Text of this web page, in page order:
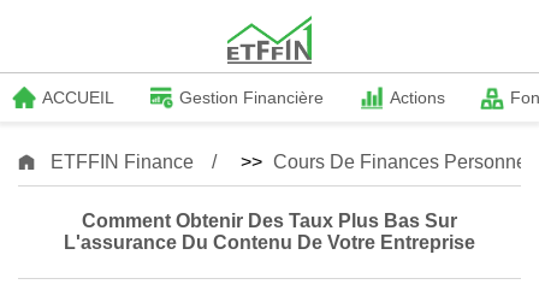
ACCUEIL Gestion Financière Actions
ETFFIN Finance >> Cours De Finances
Comment Obtenir Des Taux Plus Bas Sur
L'assurance Du Contenu De Votre Entreprise